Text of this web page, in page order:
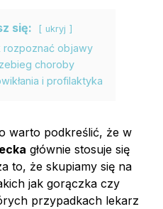
się: ukryj
rozpoznać objawy
choroby
i profilaktyka
warto podkreślić, że w
głównie stosuje się
to, że skupiamy się na
jak gorączka czy
przypadkach lekarz